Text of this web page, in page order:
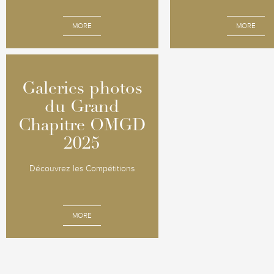
MORE MORE
Galeries photos
du Grand
Chapitre OMGD
2025
Découvrez les Compétitions
MORE
Galeries photos
du Grand
Chapitre OMGD
2025